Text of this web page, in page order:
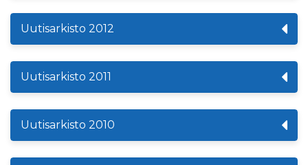
Uutisarkisto 2012
Uutisarkisto 2011
Uutisarkisto 2010